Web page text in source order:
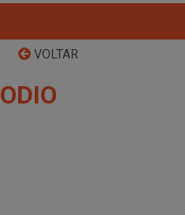
VOLTAR